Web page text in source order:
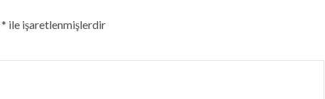
* ile işaretlenmişlerdir